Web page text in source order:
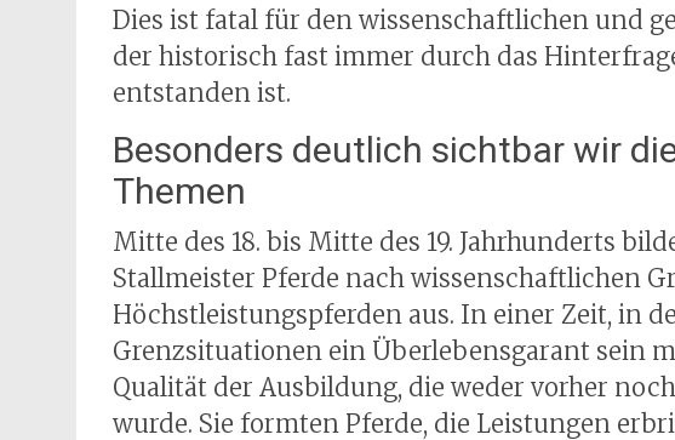
Dies ist fatal für den wissenschaftlichen und
der historisch fast immer durch das
entstanden ist.
Besonders deutlich sichtbar wir
Themen
Mitte des 18. bis Mitte des 19. Jahrhunderts
Stallmeister Pferde nach wissenschaftlichen
Höchstleistungspferden aus. In einer Zeit, in
Grenzsituationen ein Überlebensgarant sein
Qualität der Ausbildung, die weder vorher
wurde. Sie formten Pferde, die Leistungen